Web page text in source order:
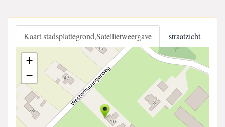
Kaart stadsplattegrond,Satellietweergave straatzicht
+
−